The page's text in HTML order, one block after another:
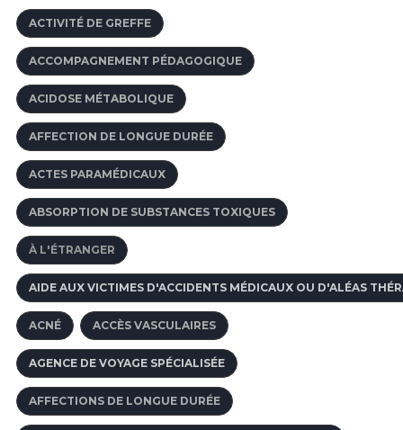
ACTIVITÉ DE GREFFE
ACCOMPAGNEMENT PÉDAGOGIQUE
ACIDOSE MÉTABOLIQUE
AFFECTION DE LONGUE DURÉE
ACTES PARAMÉDICAUX
ABSORPTION DE SUBSTANCES TOXIQUES
À L'ÉTRANGER
AIDE AUX VICTIMES D'ACCIDENTS MÉDICAUX OU D'ALÉAS
ACNÉ ACCÈS VASCULAIRES
AGENCE DE VOYAGE SPÉCIALISÉE
AFFECTIONS DE LONGUE DURÉE